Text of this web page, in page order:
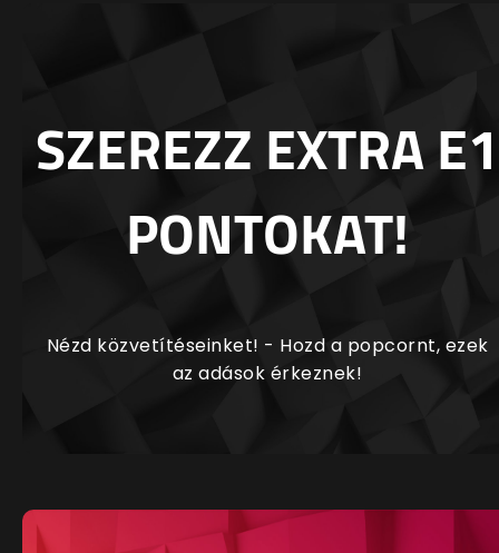
SZEREZZ EXTRA E1
PONTOKAT!
Nézd közvetítéseinket! - Hozd a popcornt, ezek
az adások érkeznek!